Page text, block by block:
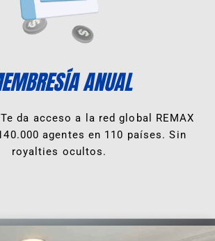
ANUAL
da acceso a la red global REMAX
agentes en 110 países. Sin
royalties ocultos.